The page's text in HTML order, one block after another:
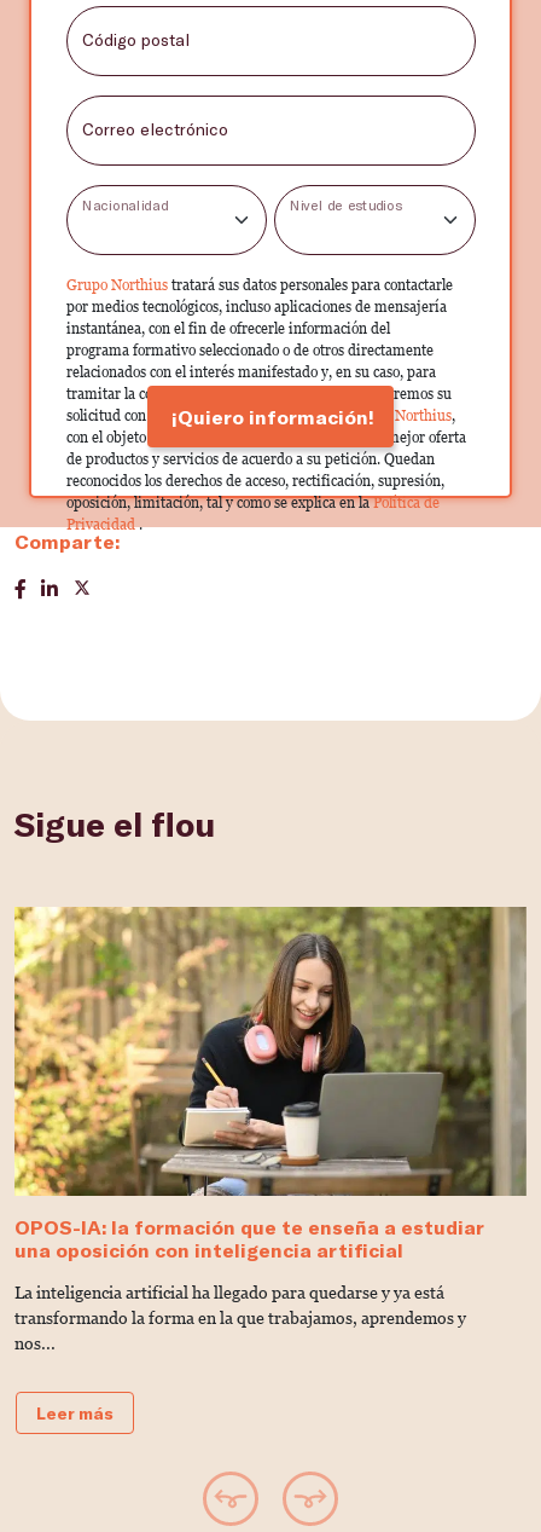
Código postal
Correo electrónico
Nacionalidad Nivel de estudios
Grupo Northius tratará sus datos personales para contactarle
por medios tecnológicos, incluso aplicaciones de mensajería
instantánea, con el fin de ofrecerle información del
programa formativo seleccionado o de otros directamente
relacionados con el interés manifestado y, en su caso, para
tramitar la contratación correspondiente. Compartiremos su
solicitud con las empresas que conforman elGrupo Northius,
con el objeto de que estas puedan hacerle llegar la mejor oferta
de productos y servicios de acuerdo a su petición. Quedan
reconocidos los derechos de acceso, rectificación, supresión,
oposición, limitación, tal y como se explica en laPolítica de
Privacidad.
¡Quiero información!
Comparte:
Sigue el flou
OPOS-IA: la formación que te enseña a estudiar
una oposición con inteligencia artificial
La inteligencia artificial ha llegado para quedarse y ya está
transformando la forma en la que trabajamos, aprendemos y
nos...
Leer más